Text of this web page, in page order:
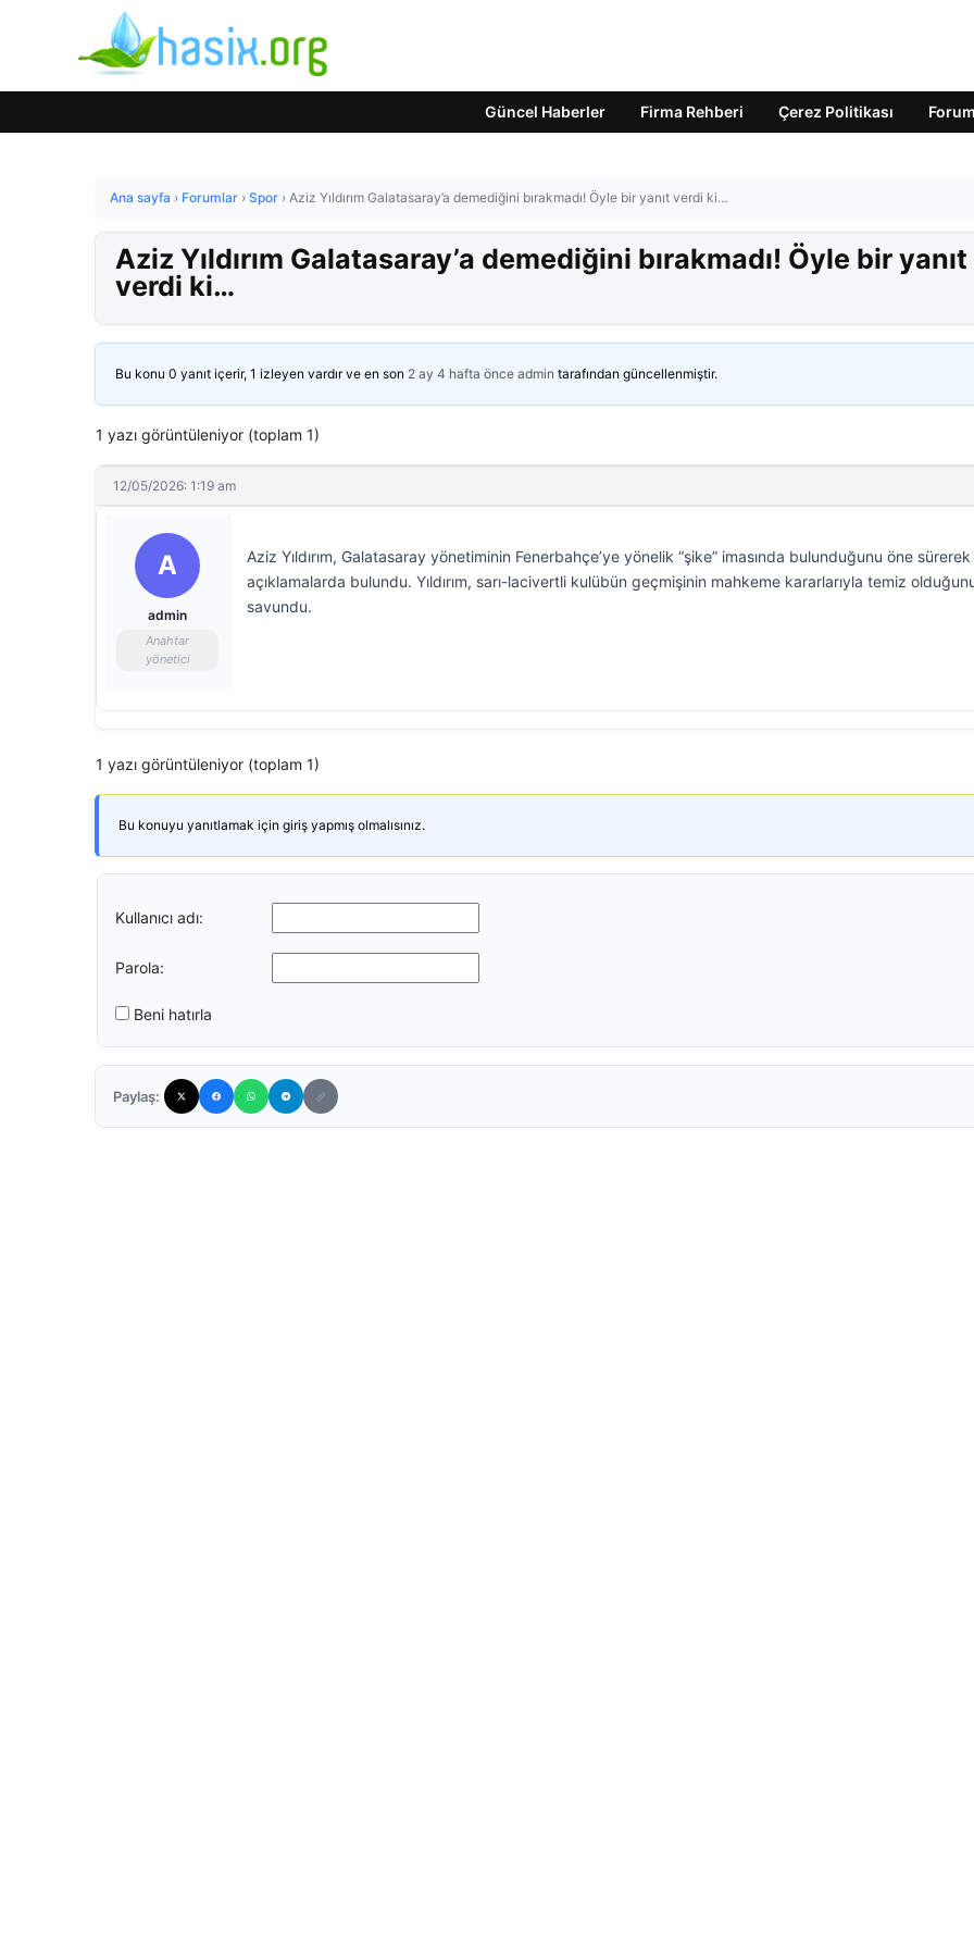
Güncel Haberler Firma Rehberi Çerez Politikası Forum
Ana sayfa › Forumlar › Spor › Aziz Yıldırım Galatasaray’a demediğini bırakmadı! Öyle bir yanıt verdi ki…
Aziz Yıldırım Galatasaray’a demediğini bırakmadı! Öyle bir yanıt
verdi ki…
Bu konu 0 yanıt içerir, 1 izleyen vardır ve en son 2 ay 4 hafta önce admin tarafından güncellenmiştir.
1 yazı görüntüleniyor (toplam 1)
12/05/2026: 1:19 am
A
admin
Anahtar
yönetici
Aziz Yıldırım, Galatasaray yönetiminin Fenerbahçe’ye yönelik “şike” imasında bulunduğunu öne
açıklamalarda bulundu. Yıldırım, sarı-lacivertli kulübün geçmişinin mahkeme kararlarıyla temiz
savundu.
1 yazı görüntüleniyor (toplam 1)
Bu konuyu yanıtlamak için giriş yapmış olmalısınız.
Kullanıcı adı:
Parola:
Beni hatırla
Paylaş: